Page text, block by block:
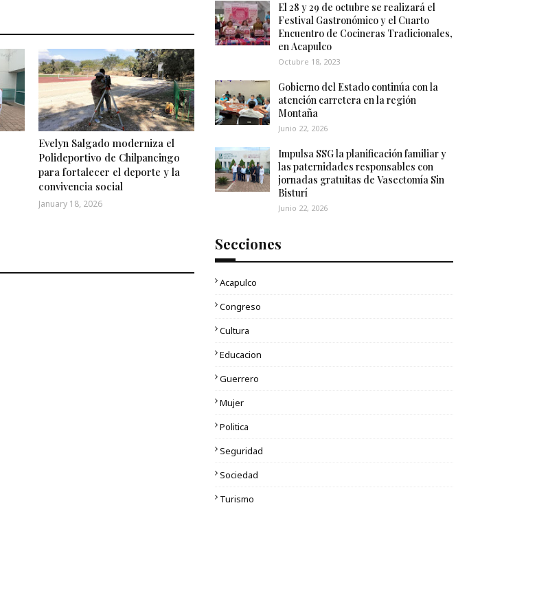
Evelyn Salgado moderniza el
Polideportivo de Chilpancingo
para fortalecer el deporte y la
convivencia social
January 18, 2026
El 28 y 29 de octubre se realizará el
Festival Gastronómico y el Cuarto
Encuentro de Cocineras Tradicionales,
en Acapulco
Octubre 18, 2023
Gobierno del Estado continúa con la
atención carretera en la región
Montaña
Junio 22, 2026
Impulsa SSG la planificación familiar y
las paternidades responsables con
jornadas gratuitas de Vasectomía Sin
Bisturí
Junio 22, 2026
Secciones
Acapulco
Congreso
Cultura
Educacion
Guerrero
Mujer
Politica
Seguridad
Sociedad
Turismo